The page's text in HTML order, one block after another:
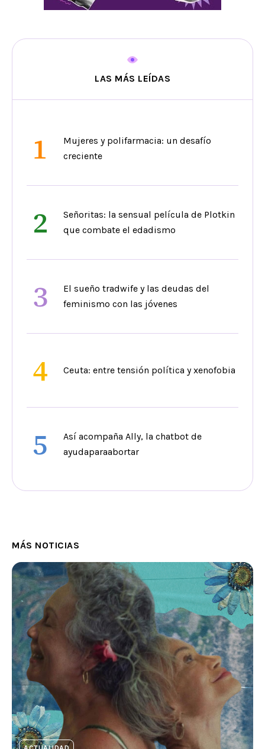
LAS MÁS LEÍDAS
1
Mujeres y polifarmacia: un desafío
creciente
2
Señoritas: la sensual película de Plotkin
que combate el edadismo
3
El sueño tradwife y las deudas del
feminismo con las jóvenes
4 Ceuta: entre tensión política y xenofobia
5
Así acompaña Ally, la chatbot de
ayudaparaabortar
MÁS NOTICIAS